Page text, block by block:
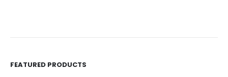
FEATURED PRODUCTS